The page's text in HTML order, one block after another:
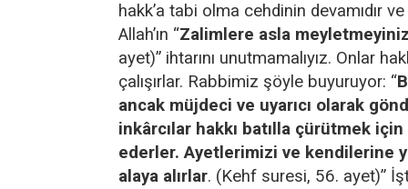
hakk’a tabi olma cehdinin devamıdır
Allah’ın “Zalimlere asla
ayet)” ihtarını unutmamalıyız. Onlar
çalışırlar. Rabbimiz şöyle buyuruyor: “
ancak müjdeci ve uyarıcı olarak
inkârcılar hakkı batılla çürütmek
ederler. Ayetlerimizi ve kendilerine
alaya alırlar. (Kehf suresi, 56. ayet)”